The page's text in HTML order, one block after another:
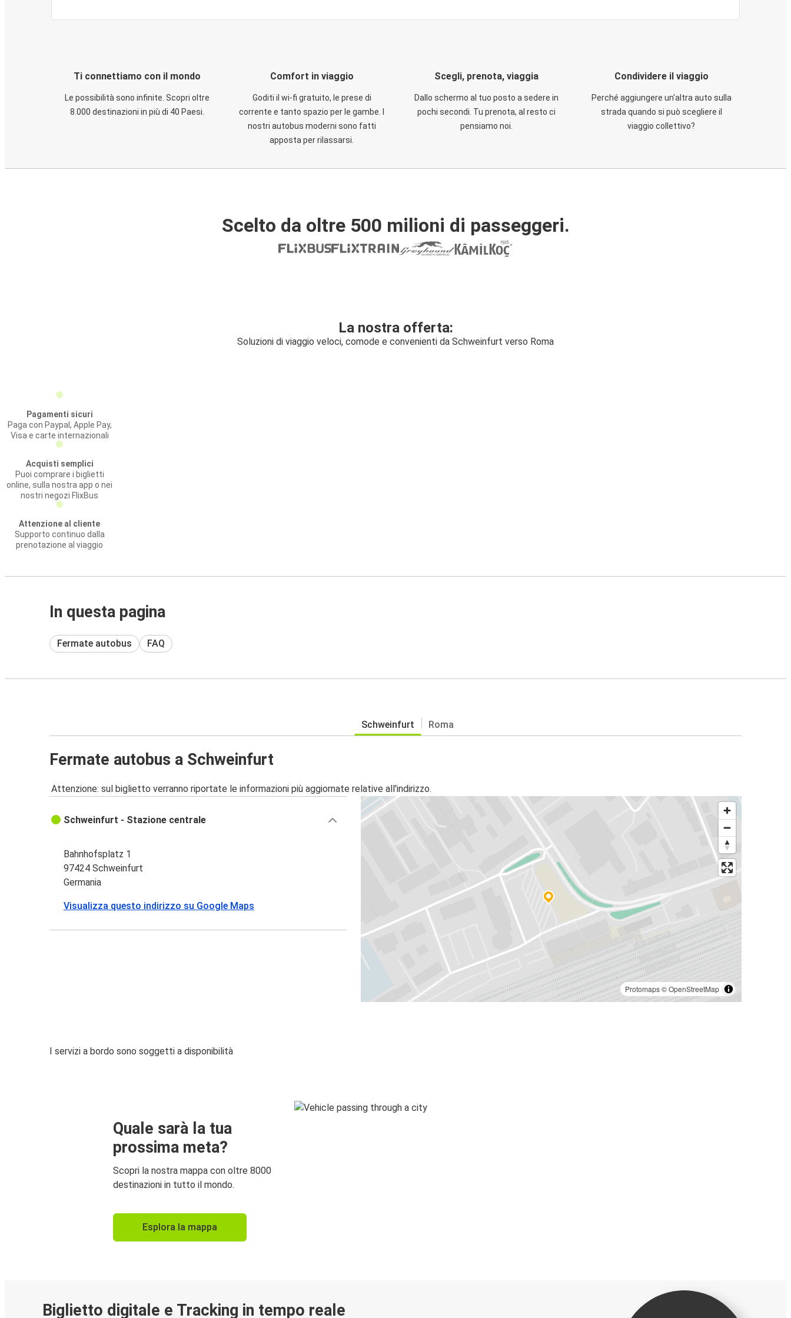
Ti connettiamo con il mondo
Le possibilità sono infinite. Scopri oltre
8.000 destinazioni in più di 40 Paesi.
Comfort in viaggio
Goditi il wi-fi gratuito, le prese di
corrente e tanto spazio per le gambe. I
nostri autobus moderni sono fatti
apposta per rilassarsi.
Scegli, prenota, viaggia
Dallo schermo al tuo posto a sedere in
pochi secondi. Tu prenota, al resto ci
pensiamo noi.
Condividere il viaggio
Perché aggiungere un'altra auto sulla
strada quando si può scegliere il
viaggio collettivo?
Scelto da oltre 500 milioni di passeggeri.
La nostra offerta:
Soluzioni di viaggio veloci, comode e convenienti da Schweinfurt verso Roma
Pagamenti sicuri
Paga con Paypal, Apple Pay,
Visa e carte internazionali
Acquisti semplici
Puoi comprare i biglietti
online, sulla nostra app o nei
nostri negozi FlixBus
Attenzione al cliente
Supporto continuo dalla
prenotazione al viaggio
In questa pagina
Fermate autobus FAQ
Schweinfurt Roma
Fermate autobus a Schweinfurt
Attenzione: sul biglietto verranno riportate le informazioni più aggiornate relative all'indirizzo.
Protomaps©OpenStreetMap
Schweinfurt - Stazione centrale
Bahnhofsplatz 1
97424 Schweinfurt
Germania
Visualizza questo indirizzo su Google Maps
I servizi a bordo sono soggetti a disponibilità
Quale sarà la tua
prossima meta?
Scopri la nostra mappa con oltre 8000
destinazioni in tutto il mondo.
Esplora la mappa
Biglietto digitale e Tracking in tempo reale